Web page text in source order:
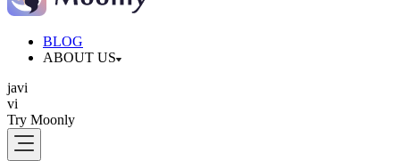
BLOG
ABOUT US
javi
vi
Try Moonly